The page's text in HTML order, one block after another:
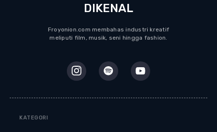
KATEGORI
DIKENAL
Froyonion.com membahas industri kreatif
meliputi film, musik, seni hingga fashion.